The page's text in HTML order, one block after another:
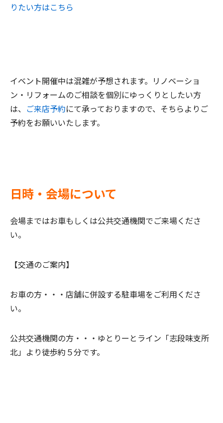
りたい方はこちら
イベント開催中は混雑が予想されます。リノベーショ
ン・リフォームのご相談を個別にゆっくりとしたい方
は、 ご来店予約にて承っておりますので、そちらよりご
予約をお願いいたします。
日時・会場について
会場まではお車もしくは公共交通機関でご来場くださ
い。
【交通のご案内】
お車の方・・・ 店舗に併設する駐車場をご利用くださ
い。
公共交通機関の方・・・ゆとりーとライン 「志段味支所
北」より徒歩約５分です。